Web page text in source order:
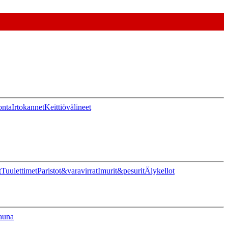
IrtokannetKeittiövälineet
TuulettimetParistot&varavirratImurit&pesuritÄlykellot